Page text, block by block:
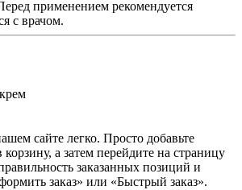
применением рекомендуется
с врачом.
сайте легко. Просто добавьте
а затем перейдите на страницу
заказанных позиций и
заказ» или «Быстрый заказ».